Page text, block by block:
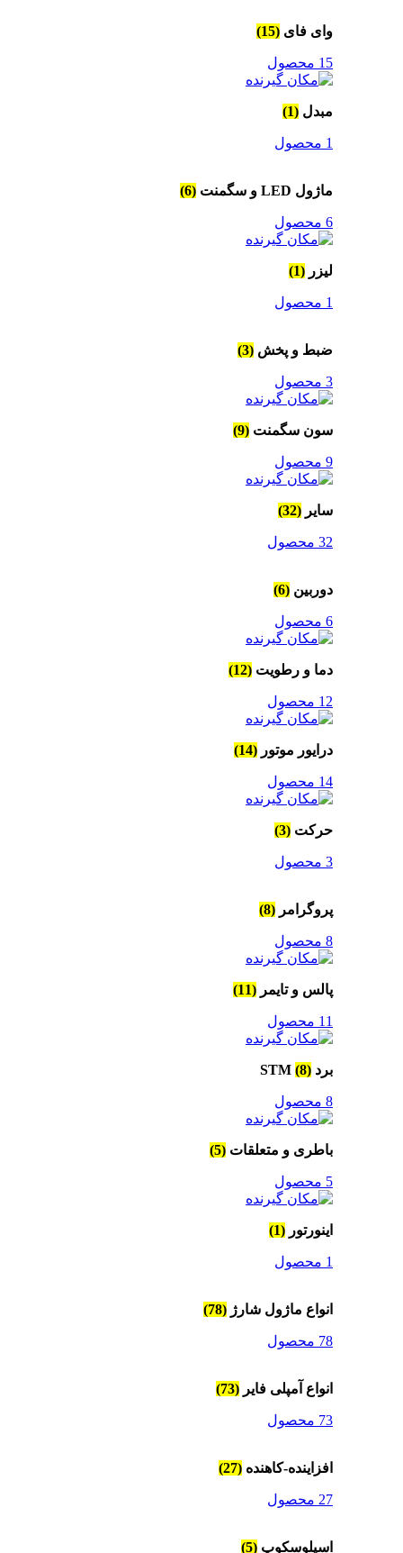
وای فای (15)
15 محصول
مبدل (1)
1 محصول
ماژول LED و سگمنت (6)
6 محصول
لیزر (1)
1 محصول
ضبط و پخش (3)
3 محصول
سون سگمنت (9)
9 محصول
سایر (32)
32 محصول
دوربین (6)
6 محصول
دما و رطویت (12)
12 محصول
درایور موتور (14)
14 محصول
حرکت (3)
3 محصول
پروگرامر (8)
8 محصول
پالس و تایمر (11)
11 محصول
برد STM (8)
8 محصول
باطری و متعلقات (5)
5 محصول
اینورتور (1)
1 محصول
انواع ماژول شارژ (78)
78 محصول
انواع آمپلی فایر (73)
73 محصول
افزاینده-کاهنده (27)
27 محصول
اسیلوسکوپ (5)